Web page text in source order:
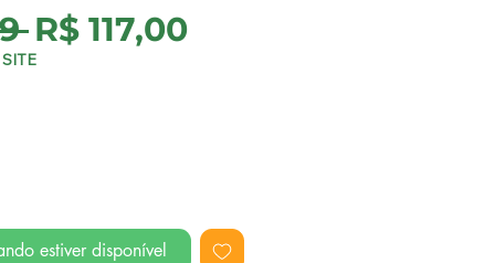
Preço
normal
R$ 117,00Preço
estiver disponível